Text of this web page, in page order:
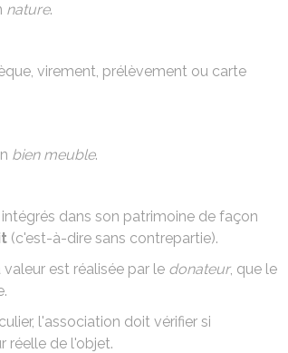
nature.
virement, prélèvement ou carte
bien meuble.
dans son patrimoine de façon
(c'est-à-dire sans contrepartie).
est réalisée par le donateur, que le
l'association doit vérifier si
réelle de l'objet.